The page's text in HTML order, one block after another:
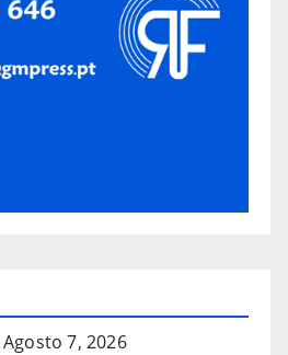
Agosto 7, 2026